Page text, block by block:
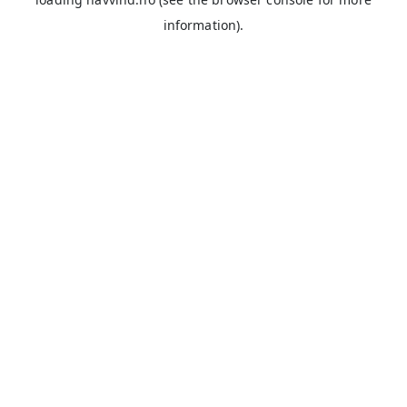
information).